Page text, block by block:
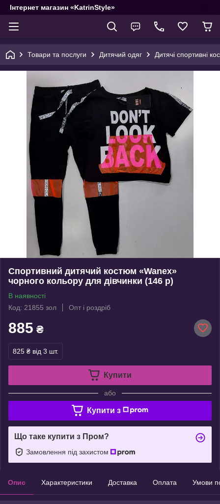
Інтернет магазин «KatrinStyle»
Товари та послуги Дитячий одяг Дитячі спортивні
Спортивний дитячий костюм «Wanex»
чорного кольору для дівчинки (146 р)
В наявності
Код: 21855 зол
Опт і роздріб
885 ₴
825 ₴ від 3 шт.
Купити
або
Купити з
Що таке купити з Пром?
Замовлення під захистом
Опис Характеристики Доставка Оплата Умови